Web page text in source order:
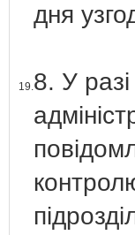
дня
19.8. У